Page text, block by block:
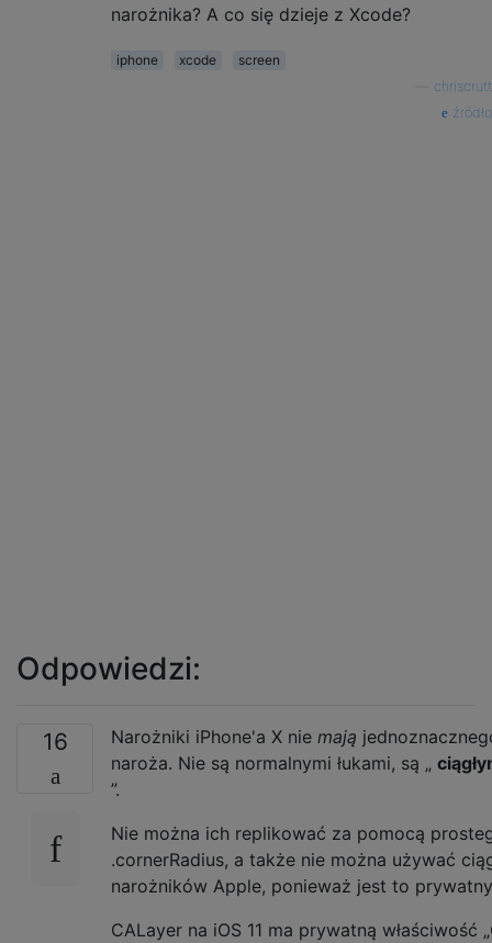
narożnika? A co się dzieje z Xcode?
iphone xcode
screen
chriscrutt
źródło
Odpowiedzi:
16 Narożniki iPhone'a X nie mają
naroża. Nie są normalnymi łukami, są „
”.
Nie można ich replikować za pomocą
.cornerRadius, a także nie można używać
narożników Apple, ponieważ jest to
CALayer na iOS 11 ma prywatną właściwość